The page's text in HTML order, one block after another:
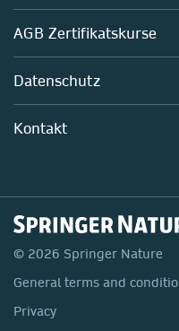
Biotechnologie
Chemie
Mitarbeiterführung im
AGB Zertifikatskurse
Datenschutz
Kontakt
© 2026 Springer Nature
General terms and
Privacy